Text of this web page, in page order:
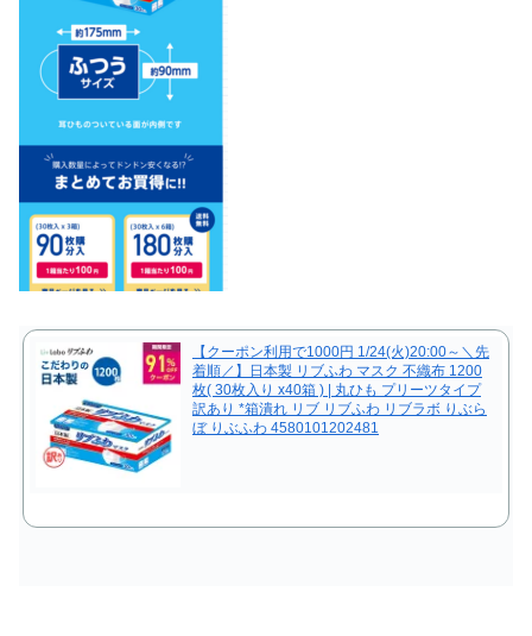
【クーポン利用で1000円 1/24(火)20:00～＼先
着順／】日本製 リブふわ マスク 不織布 1200
枚( 30枚入り x40箱 ) | 丸ひも プリーツタイプ
訳あり *箱潰れ リブ リブふわ リブラボ りぶら
ぼ りぶふわ 4580101202481